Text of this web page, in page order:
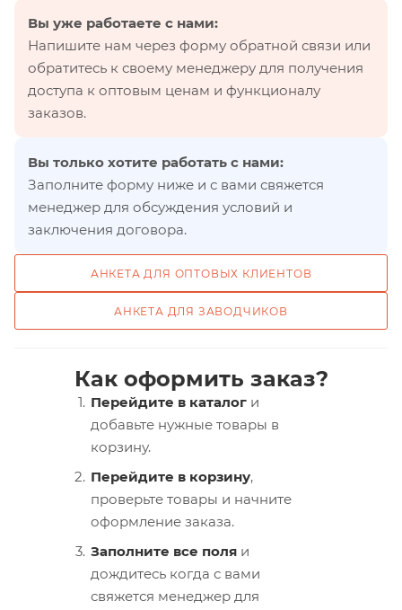
Вы уже работаете с нами:
Напишите нам через форму обратной связи или
обратитесь к своему менеджеру для получения
доступа к оптовым ценам и функционалу
заказов.
Вы только хотите работать с нами:
Заполните форму ниже и с вами свяжется
менеджер для обсуждения условий и
заключения договора.
АНКЕТА ДЛЯ ОПТОВЫХ КЛИЕНТОВ
АНКЕТА ДЛЯ ЗАВОДЧИКОВ
Как оформить заказ?
Перейдите в каталог и
добавьте нужные товары в
корзину.
Перейдите в корзину,
проверьте товары и начните
оформление заказа.
Заполните все поля и
дождитесь когда с вами
свяжется менеджер для